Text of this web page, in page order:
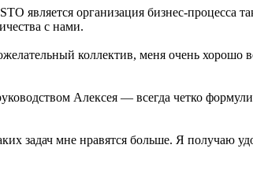
является организация бизнес-
с нами.
коллектив, меня очень
Алексея ― всегда четко
задач мне нравятся больше. Я получаю